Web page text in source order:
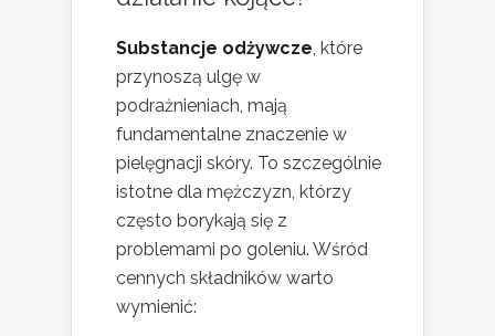
Substancje odżywcze, które
przynoszą ulgę w
podrażnieniach, mają
fundamentalne znaczenie w
pielęgnacji skóry. To szczególnie
istotne dla mężczyzn, którzy
często borykają się z
problemami po goleniu. Wśród
cennych składników warto
wymienić: